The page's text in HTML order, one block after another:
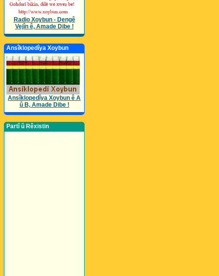
Radio Xoybun - Dengê
Vejîn ê, Amade Dibe !
Ansîklopedîya Xoybun
Ansîklopedîya Xoybun ê A
û B, Amade Dibe !
Partî û Rêxistin